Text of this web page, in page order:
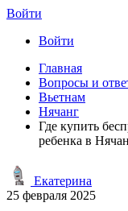
Войти
Войти
Главная
Вопросы и
Вьетнам
Нячанг
Где купить
ребенка в
Екатерина
25 февраля 2025